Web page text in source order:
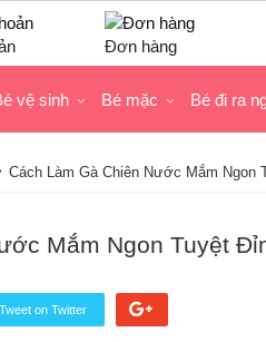
Đơn hàng
vệ sinh Bé mặc Bé đi ra
Cách Làm Gà Chiên Nước Mắm Ngon
Mắm Ngon Tuyệt
Tweet on Twitter